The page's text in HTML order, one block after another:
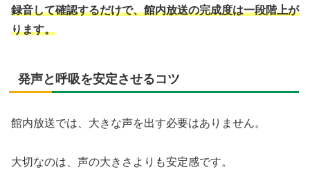
録音して確認するだけで、館内放送の完成度は一段階上が
ります。
発声と呼吸を安定させるコツ
館内放送では、大きな声を出す必要はありません。
大切なのは、声の大きさよりも安定感です。